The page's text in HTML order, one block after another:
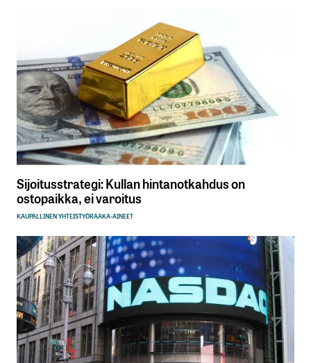
Sijoitusstrategi: Kullan hintanotkahdus on
ostopaikka, ei varoitus
KAUPALLINEN YHTEISTYÖRAAKA-AINEET